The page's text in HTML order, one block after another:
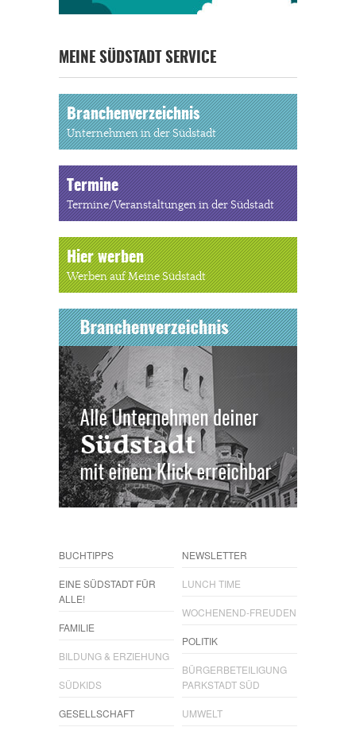
MEINE SÜDSTADT SERVICE
Branchenverzeichnis
Unternehmen in der Südstadt
Termine
Termine/Veranstaltungen in der Südstadt
Hier werben
Werben auf Meine Südstadt
BUCHTIPPS
EINE SÜDSTADT FÜR
ALLE!
FAMILIE
BILDUNG & ERZIEHUNG
SÜDKIDS
GESELLSCHAFT
NEWSLETTER
LUNCH TIME
WOCHENEND-FREUDEN
POLITIK
BÜRGERBETEILIGUNG
PARKSTADT SÜD
UMWELT